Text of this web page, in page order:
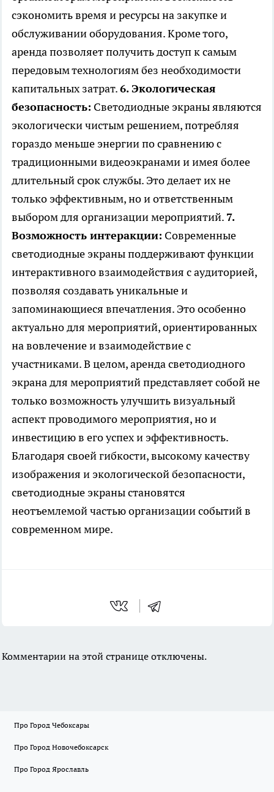
сэкономить время и ресурсы на закупке и
обслуживании оборудования. Кроме того,
аренда позволяет получить доступ к самым
передовым технологиям без необходимости
капитальных затрат.6. Экологическая
безопасность: Светодиодные экраны являются
экологически чистым решением, потребляя
гораздо меньше энергии по сравнению с
традиционными видеоэкранами и имея более
длительный срок службы. Это делает их не
только эффективным, но и ответственным
выбором для организации мероприятий. 7.
Возможность интеракции: Современные
светодиодные экраны поддерживают функции
интерактивного взаимодействия с аудиторией,
позволяя создавать уникальные и
запоминающиеся впечатления. Это особенно
актуально для мероприятий, ориентированных
на вовлечение и взаимодействие с
участниками. В целом, аренда светодиодного
экрана для мероприятий представляет собой не
только возможность улучшить визуальный
аспект проводимого мероприятия, но и
инвестицию в его успех и эффективность.
Благодаря своей гибкости, высокому качеству
изображения и экологической безопасности,
светодиодные экраны становятся
неотъемлемой частью организации событий в
современном мире.
Комментарии на этой странице отключены.
Про Город Чебоксары
Про Город Новочебоксарск
Про Город Ярославль